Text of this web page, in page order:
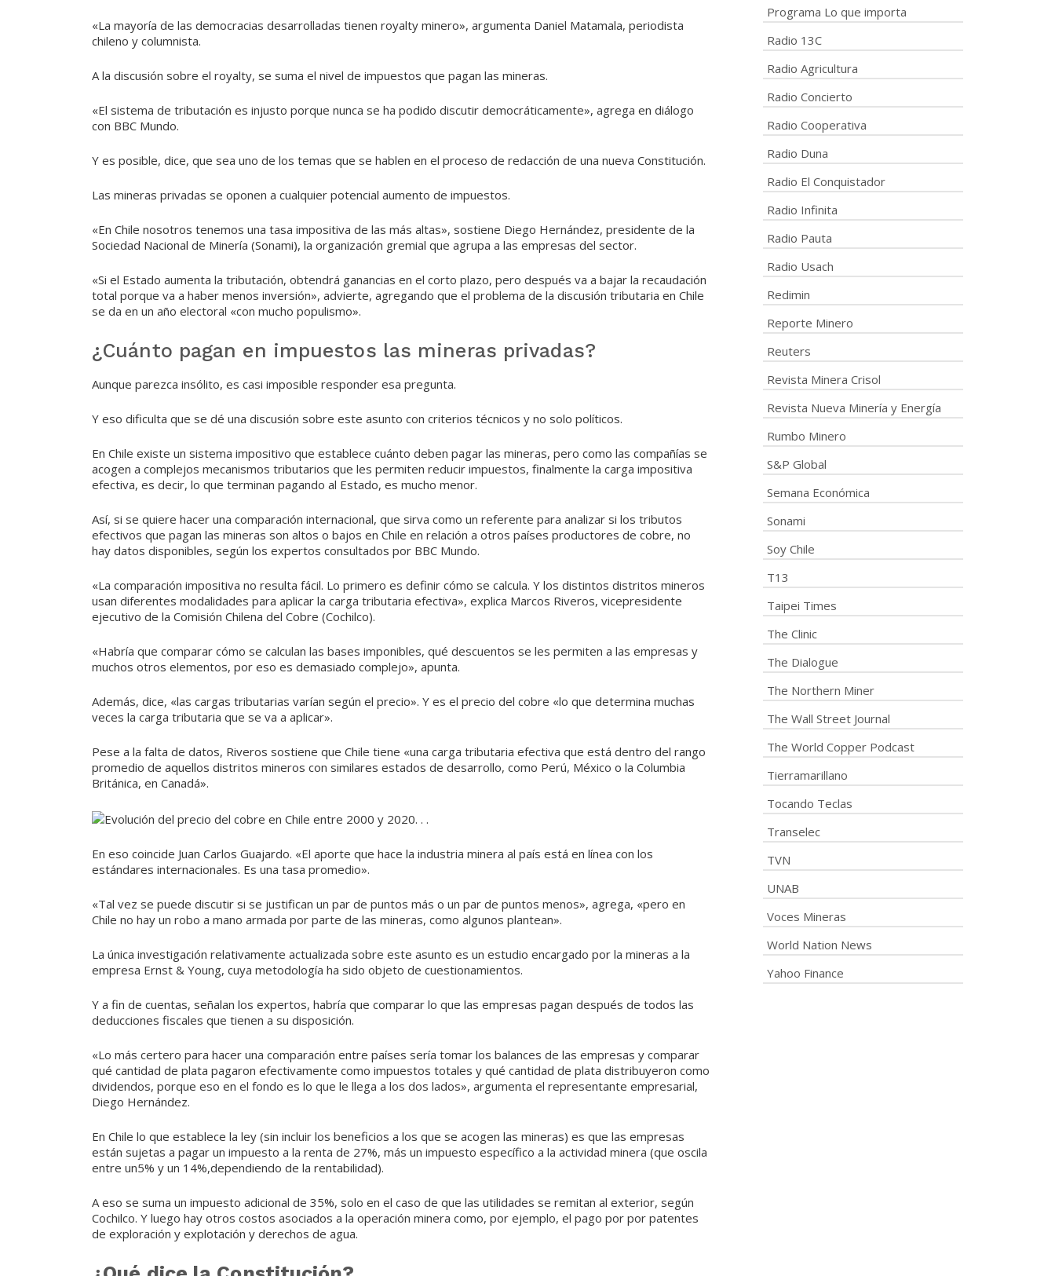
«La mayoría de las democracias desarrolladas tienen royalty minero», argumenta Daniel Matamala, periodista
chileno y columnista.
A la discusión sobre el royalty, se suma el nivel de impuestos que pagan las mineras.
«El sistema de tributación es injusto porque nunca se ha podido discutir democráticamente», agrega en diálogo
con BBC Mundo.
Y es posible, dice, que sea uno de los temas que se hablen en el proceso de redacción de una nueva Constitución.
Las mineras privadas se oponen a cualquier potencial aumento de impuestos.
«En Chile nosotros tenemos una tasa impositiva de las más altas», sostiene Diego Hernández, presidente de la
Sociedad Nacional de Minería (Sonami), la organización gremial que agrupa a las empresas del sector.
«Si el Estado aumenta la tributación, obtendrá ganancias en el corto plazo, pero después va a bajar la recaudación
total porque va a haber menos inversión», advierte, agregando que el problema de la discusión tributaria en Chile
se da en un año electoral «con mucho populismo».
¿Cuánto pagan en impuestos las mineras privadas?
Aunque parezca insólito, es casi imposible responder esa pregunta.
Y eso dificulta que se dé una discusión sobre este asunto con criterios técnicos y no solo políticos.
En Chile existe un sistema impositivo que establece cuánto deben pagar las mineras, pero como las compañías se
acogen a complejos mecanismos tributarios que les permiten reducir impuestos, finalmente la carga impositiva
efectiva, es decir, lo que terminan pagando al Estado, es mucho menor.
Así, si se quiere hacer una comparación internacional, que sirva como un referente para analizar si los tributos
efectivos que pagan las mineras son altos o bajos en Chile en relación a otros países productores de cobre, no
hay datos disponibles, según los expertos consultados por BBC Mundo.
«La comparación impositiva no resulta fácil. Lo primero es definir cómo se calcula. Y los distintos distritos mineros
usan diferentes modalidades para aplicar la carga tributaria efectiva», explica Marcos Riveros, vicepresidente
ejecutivo de la Comisión Chilena del Cobre (Cochilco).
«Habría que comparar cómo se calculan las bases imponibles, qué descuentos se les permiten a las empresas y
muchos otros elementos, por eso es demasiado complejo», apunta.
Además, dice, «las cargas tributarias varían según el precio». Y es el precio del cobre «lo que determina muchas
veces la carga tributaria que se va a aplicar».
Pese a la falta de datos, Riveros sostiene que Chile tiene «una carga tributaria efectiva que está dentro del rango
promedio de aquellos distritos mineros con similares estados de desarrollo, como Perú, México o la Columbia
Británica, en Canadá».
En eso coincide Juan Carlos Guajardo. «El aporte que hace la industria minera al país está en línea con los
estándares internacionales. Es una tasa promedio».
«Tal vez se puede discutir si se justifican un par de puntos más o un par de puntos menos», agrega, «pero en
Chile no hay un robo a mano armada por parte de las mineras, como algunos plantean».
La única investigación relativamente actualizada sobre este asunto es un estudio encargado por la mineras a la
empresa Ernst & Young, cuya metodología ha sido objeto de cuestionamientos.
Y a fin de cuentas, señalan los expertos, habría que comparar lo que las empresas pagan después de todos las
deducciones fiscales que tienen a su disposición.
«Lo más certero para hacer una comparación entre países sería tomar los balances de las empresas y comparar
qué cantidad de plata pagaron efectivamente como impuestos totales y qué cantidad de plata distribuyeron como
dividendos, porque eso en el fondo es lo que le llega a los dos lados», argumenta el representante empresarial,
Diego Hernández.
En Chile lo que establece la ley (sin incluir los beneficios a los que se acogen las mineras) es que las empresas
están sujetas a pagar un impuesto a la renta de 27%, más un impuesto específico a la actividad minera (que oscila
entre un5% y un 14%,dependiendo de la rentabilidad).
A eso se suma un impuesto adicional de 35%, solo en el caso de que las utilidades se remitan al exterior, según
Cochilco. Y luego hay otros costos asociados a la operación minera como, por ejemplo, el pago por por patentes
de exploración y explotación y derechos de agua.
Programa Lo que importa
Radio 13C
Radio Agricultura
Radio Concierto
Radio Cooperativa
Radio Duna
Radio El Conquistador
Radio Infinita
Radio Pauta
Radio Usach
Redimin
Reporte Minero
Reuters
Revista Minera Crisol
Revista Nueva Minería y Energía
Rumbo Minero
S&P Global
Semana Económica
Sonami
Soy Chile
T13
Taipei Times
The Clinic
The Dialogue
The Northern Miner
The Wall Street Journal
The World Copper Podcast
Tierramarillano
Tocando Teclas
Transelec
TVN
UNAB
Voces Mineras
World Nation News
Yahoo Finance